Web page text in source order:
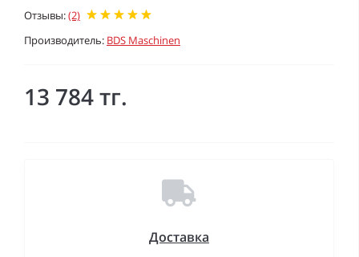
Отзывы:(2)
Производитель: BDS Maschinen
13 784 тг.
Доставка